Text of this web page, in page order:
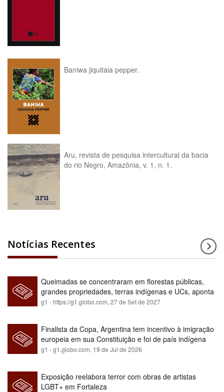
Baniwa jiquitaia pepper.
Aru, revista de pesquisa intercultural da bacia
do rio Negro, Amazônia, v. 1, n. 1.
Notícias Recentes
Queimadas se concentraram em florestas públicas,
grandes propriedades, terras indígenas e UCs, aponta
relatório
g1 - https://g1.globo.com, 27 de Set de 2027
Finalista da Copa, Argentina tem incentivo à imigração
europeia em sua Constituição e foi de país indígena
para maioria branca
g1 - g1.globo.com, 19 de Jul de 2026
Exposição reelabora terror com obras de artistas
LGBT+ em Fortaleza